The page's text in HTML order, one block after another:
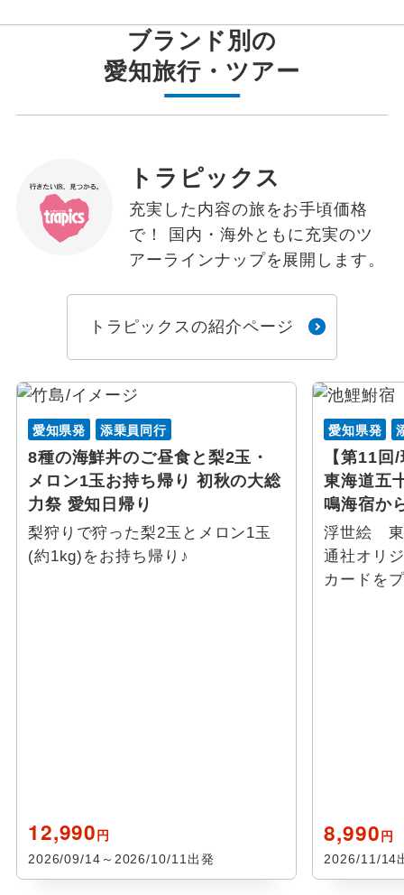
ブランド別の
愛知旅行・ツアー
トラピックス
充実した内容の旅をお手頃価格
で！ 国内・海外ともに充実のツ
アーラインナップを展開します。
トラピックスの紹介ページ
愛知県発 添乗員同行
8種の海鮮丼のご昼食と梨2玉・
メロン1玉お持ち帰り 初秋の大総
力祭 愛知日帰り
梨狩りで狩った梨2玉とメロン1玉
(約1kg)をお持ち帰り♪
12,990円
2026/09/14～2026/10/11出発
愛知県発
【第11
東海道五
鳴海宿か
浮世絵 東
通社オリ
カードを
8,990円
2026/11/14